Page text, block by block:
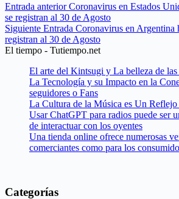
Entrada anteriorCoronavirus en Estados
se registran al 30 de Agosto
Siguiente Entrada Coronavirus en Argentina
registran al 30 de Agosto
El tiempo - Tutiempo.net
El arte del Kintsugi y La belleza de las
La Tecnología y su Impacto en la
seguidores o Fans
La Cultura de la Música es Un
Usar ChatGPT para radios puede ser
de interactuar con los oyentes
Una tienda online ofrece numerosas
comerciantes como para los
Categorías